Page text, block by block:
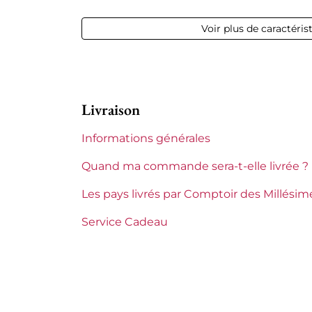
Volume 12,50 %
Niveau
Etiquette
Voir plus de
Livraison
Informations générales
Quand ma commande sera-t-elle livrée ?
Les pays livrés par Comptoir des
Service Cadeau